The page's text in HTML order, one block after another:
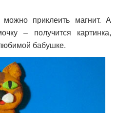
приклеить магнит. А
– получится картинка,
бабушке.